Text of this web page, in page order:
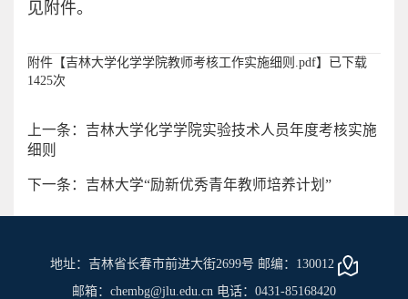
见附件。
附件【吉林大学化学学院教师考核工作实施细则.pdf】已下载
1425次
上一条：吉林大学化学学院实验技术人员年度考核实施
细则
下一条：吉林大学“励新优秀青年教师培养计划”
地址：吉林省长春市前进大街2699号 邮编：130012
邮箱：chembg@jlu.edu.cn 电话：0431-85168420